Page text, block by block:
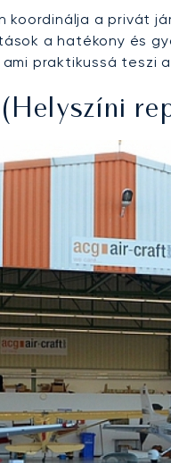
a privát
a hatékony és
ami praktikussá teszi